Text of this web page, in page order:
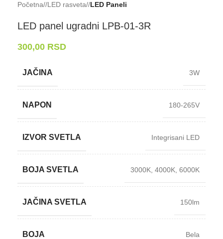
Početna/ LED rasveta/ LED Paneli
LED panel ugradni LPB-⁠01-⁠3R
300,00 RSD
JAČINA 3W
NAPON 180-265V
IZVOR SVETLA Integrisani LED
BOJA SVETLA 3000K 4000K 6000K
JAČINA SVETLA 150lm
BOJA Bela